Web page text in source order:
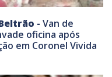
- Van de
oficina após
em Coronel Vivida